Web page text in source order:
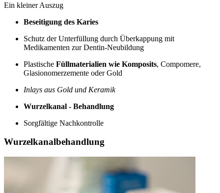
Ein kleiner Auszug
Beseitigung des Karies
Schutz der Unterfüllung durch Überkappung mit
Medikamenten zur Dentin-Neubildung
Plastische Füllmaterialien wie Komposits, Compomere,
Glasionomerzemente oder Gold
Inlays aus Gold und Keramik
Wurzelkanal - Behandlung
Sorgfältige Nachkontrolle
Wurzelkanalbehandlung